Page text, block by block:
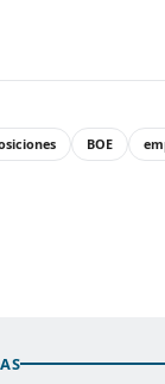
BOE